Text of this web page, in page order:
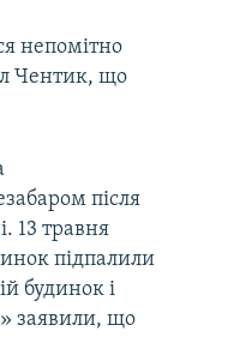
непомітно
Чентик, що
після
13 травня
підпалили
будинок і
заявили, що